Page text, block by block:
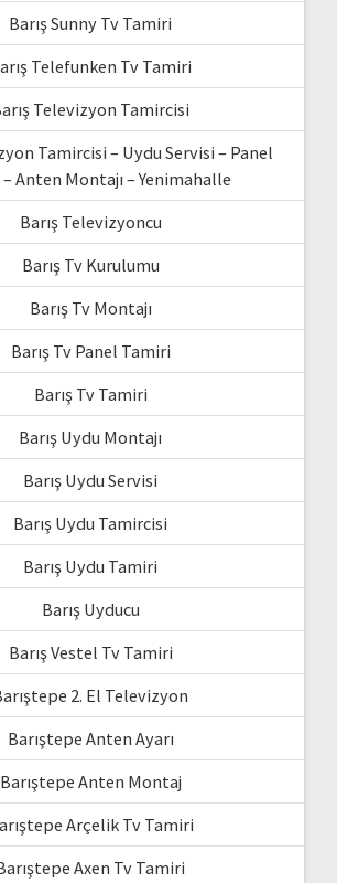
Barış Sunny Tv Tamiri
Telefunken Tv Tamiri
Televizyon Tamircisi
Tamircisi – Uydu Servisi – Panel
Anten Montajı – Yenimahalle
Barış Televizyoncu
Barış Tv Kurulumu
Barış Tv Montajı
Barış Tv Panel Tamiri
Barış Tv Tamiri
Barış Uydu Montajı
Barış Uydu Servisi
Barış Uydu Tamircisi
Barış Uydu Tamiri
Barış Uyducu
Barış Vestel Tv Tamiri
2. El Televizyon
Barıştepe Anten Ayarı
Barıştepe Anten Montaj
Arçelik Tv Tamiri
Axen Tv Tamiri